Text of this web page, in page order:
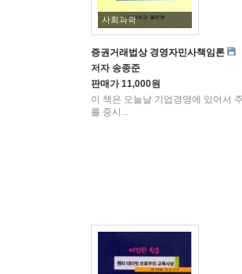
사회과학
증권거래법상 경영자민사책임론
저자송종준
판매가11,000원
이 책은 오늘날 기업경영에 있어서
를 중시...